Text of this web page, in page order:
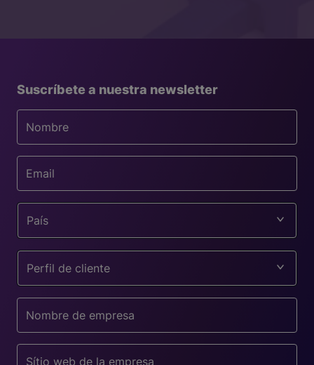
Suscríbete a nuestra newsletter
País
Perfil de cliente